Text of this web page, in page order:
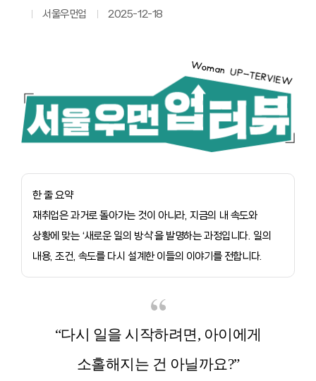
서울우먼업 2025-12-18
한 줄 요약
재취업은 과거로 돌아가는 것이 아니라, 지금의 내 속도와
상황에 맞는 ‘새로운 일의 방식’을 발명하는 과정입니다. 일의
내용, 조건, 속도를 다시 설계한 이들의 이야기를 전합니다.
“다시 일을 시작하려면, 아이에게
소홀해지는 건 아닐까요?”